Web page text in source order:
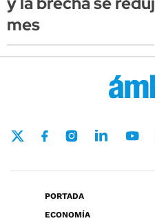
mes
PORTADA
ECONOMÍA